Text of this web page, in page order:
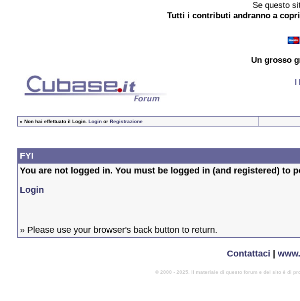
Se questo
Tutti i contributi andranno a
Un grosso
» Non hai effettuato il Login. Login or Registrazione
FYI
You are not logged in. You must be logged in (and registered) to
Login
» Please use your browser's back button to return.
Contattaci
© 2000 - 2025. Il materiale di questo forum e del sito è di